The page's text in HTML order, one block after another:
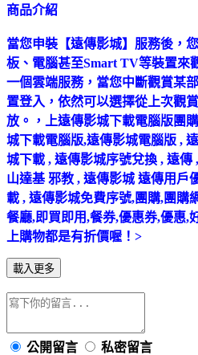
商品介紹
當您申裝【遠傳影城】服務後，
板、電腦甚至Smart TV等裝置來
一個雲端服務，當您中斷觀賞某
置登入，依然可以選擇從上次觀
放。，上遠傳影城下載電腦版團
城下載電腦版,遠傳影城電腦版 ,
城下載 , 遠傳影城序號兌換 , 遠傳
山達基 邪教 , 遠傳影城 遠傳用戶
載 , 遠傳影城免費序號,團購,團購
餐廳,即買即用,餐券,優惠券,優惠,
上購物都是有折價喔！>
載入更多
公開留言 私密留言